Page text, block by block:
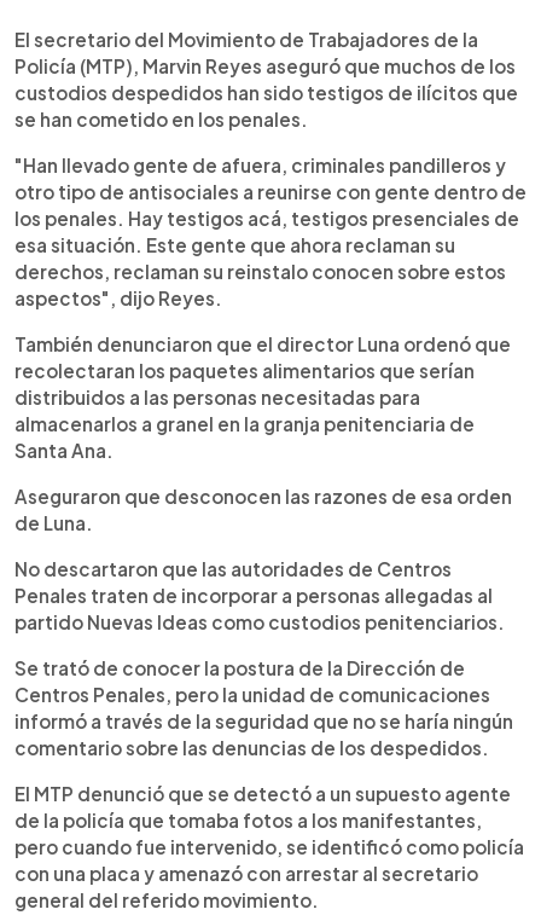
El secretario del Movimiento de Trabajadores de la
Policía (MTP), Marvin Reyes aseguró que muchos de los
custodios despedidos han sido testigos de ilícitos que
se han cometido en los penales.
"Han llevado gente de afuera, criminales pandilleros y
otro tipo de antisociales a reunirse con gente dentro de
los penales. Hay testigos acá, testigos presenciales de
esa situación. Este gente que ahora reclaman su
derechos, reclaman su reinstalo conocen sobre estos
aspectos", dijo Reyes.
También denunciaron que el director Luna ordenó que
recolectaran los paquetes alimentarios que serían
distribuidos a las personas necesitadas para
almacenarlos a granel en la granja penitenciaria de
Santa Ana.
Aseguraron que desconocen las razones de esa orden
de Luna.
No descartaron que las autoridades de Centros
Penales traten de incorporar a personas allegadas al
partido Nuevas Ideas como custodios penitenciarios.
Se trató de conocer la postura de la Dirección de
Centros Penales, pero la unidad de comunicaciones
informó a través de la seguridad que no se haría ningún
comentario sobre las denuncias de los despedidos.
El MTP denunció que se detectó a un supuesto agente
de la policía que tomaba fotos a los manifestantes,
pero cuando fue intervenido, se identificó como policía
con una placa y amenazó con arrestar al secretario
general del referido movimiento.